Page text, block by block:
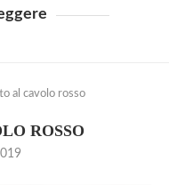
al cavolo rosso
ROSSO